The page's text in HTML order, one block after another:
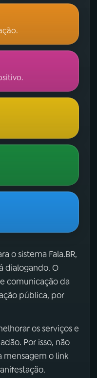
o sistema Fala.BR,
dialogando. O
comunicação da
pública, por
os serviços e
Por isso, não
mensagem o link